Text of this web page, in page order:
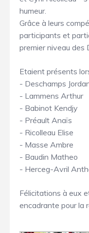
humeur.
Grâce à leurs
participants et
premier niveau des
Etaient présents
- Deschamps
- Lammens Arthur
- Babinot Kendjy
- Préault Anaïs
- Ricolleau Elise
- Masse Ambre
- Baudin Matheo
- Herceg-Avril
Félicitations à eux
encadrante pour la